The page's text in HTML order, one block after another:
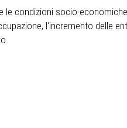
le condizioni socio-
l‘incremento delle